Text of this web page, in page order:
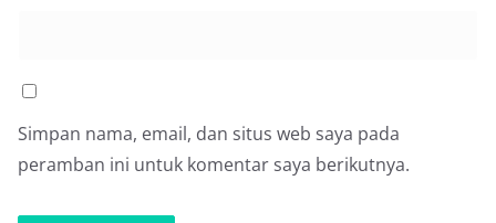
Simpan nama, email, dan situs web saya pada
peramban ini untuk komentar saya berikutnya.